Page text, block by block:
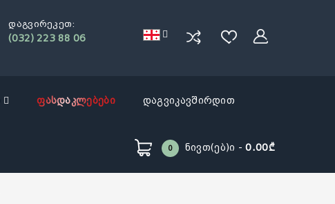
დაგვირეკეთ:
(032) 223 88 06
ფასდაკლებები დაგვიკავშირდით
0 Ნივთ(ებ)ი -0.00₾